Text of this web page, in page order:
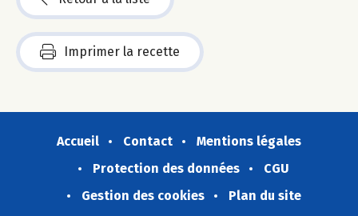
Imprimer la recette
Accueil Contact
Mentions légales
Protection des données
CGU
Gestion des cookies
Plan du site